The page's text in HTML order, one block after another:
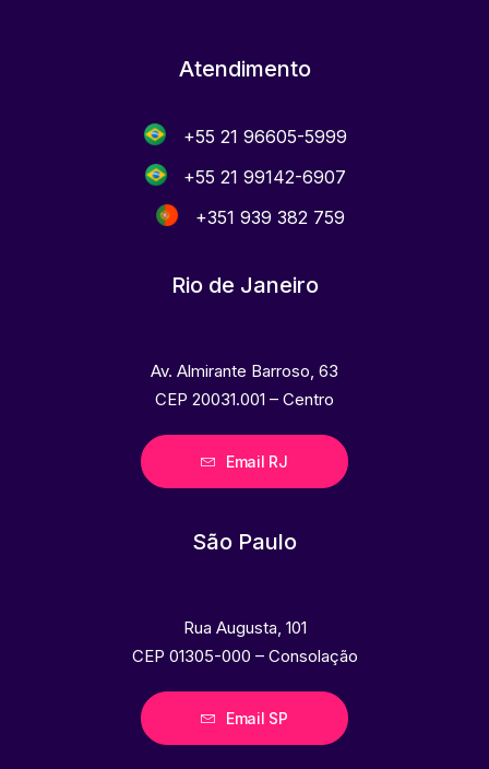
Atendimento
+55 21 96605-5999
+55 21 99142-6907
+351 939 382 759
Rio de Janeiro
Av. Almirante Barroso, 63
CEP 20031.001 – Centro
Email RJ
São Paulo
Rua Augusta, 101
CEP 01305-000 – Consolação
Email SP